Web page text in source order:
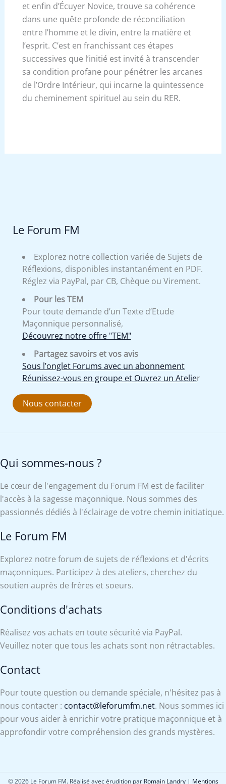
et enfin d’Écuyer Novice, trouve sa cohérence
dans une quête profonde de réconciliation
entre l’homme et le divin, entre la matière et
l’esprit. C’est en franchissant ces étapes
successives que l’initié est invité à transcender
sa condition profane pour pénétrer les arcanes
de l’Ordre Intérieur, qui incarne la quintessence
du cheminement spirituel au sein du RER.
Le Forum FM
Explorez notre collection variée de Sujets de
Réflexions, disponibles instantanément en PDF.
Réglez via PayPal, par CB, Chèque ou Virement.
Pour les TEM
Pour toute demande d’un Texte d’Etude
Maçonnique personnalisé,
Découvrez notre offre "TEM"
Partagez savoirs et vos avis
Sous l’onglet Forums avec un abonnement
Réunissez-vous en groupe et Ouvrez un Atelier
Nous contacter
Qui sommes-nous ?
Le cœur de l'engagement du Forum FM est de faciliter
l'accès à la sagesse maçonnique. Nous sommes des
passionnés dédiés à l'éclairage de votre chemin initiatique.
Le Forum FM
Explorez notre forum de sujets de réflexions et d'écrits
maçonniques. Participez à des ateliers, cherchez du
soutien auprès de frères et soeurs.
Conditions d'achats
Réalisez vos achats en toute sécurité via PayPal.
Veuillez noter que tous les achats sont non rétractables.
Contact
Pour toute question ou demande spéciale, n'hésitez pas à
nous contacter : contact@leforumfm.net. Nous sommes ici
pour vous aider à enrichir votre pratique maçonnique et à
approfondir votre compréhension des grands mystères.
© 2026 Le Forum FM. Réalisé avec érudition par Romain Landry| Mentions